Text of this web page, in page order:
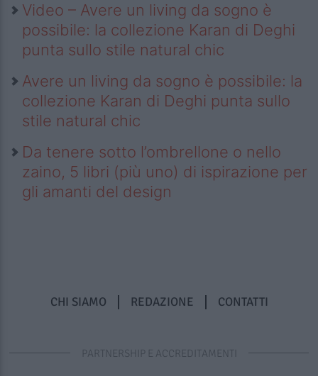
Video – Avere un living da sogno è
possibile: la collezione Karan di Deghi
punta sullo stile natural chic
Avere un living da sogno è possibile: la
collezione Karan di Deghi punta sullo
stile natural chic
Da tenere sotto l’ombrellone o nello
zaino, 5 libri (più uno) di ispirazione per
gli amanti del design
CHI SIAMO REDAZIONE CONTATTI
PARTNERSHIP E ACCREDITAMENTI